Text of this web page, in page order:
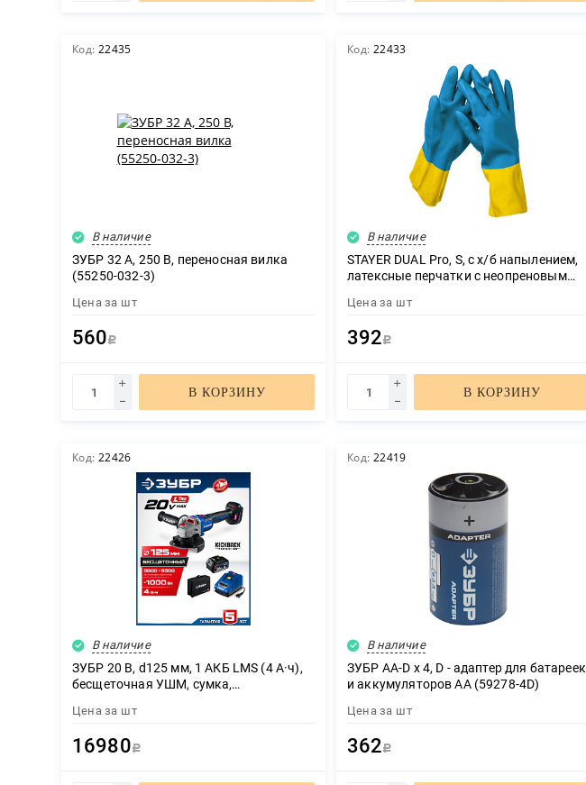
Код: 22435
В наличие
ЗУБР 32 A, 250 В, переносная вилка
(55250-032-3)
Цена за шт
560 Р
В КОРЗИНУ
Код: 22433
В наличие
STAYER DUAL Pro, S, с х/б напылением,
латексные перчатки с неопреновым
Цена за шт
392 Р
В КОРЗИНУ
Код: 22426
В наличие
ЗУБР 20 В, d125 мм, 1 АКБ LMS (4 А·ч),
бесщеточная УШМ, сумка,
Цена за шт
16980 Р
Код: 22419
В наличие
ЗУБР AA-D х 4, D - адаптер для батареек
и аккумуляторов АА (59278-4D)
Цена за шт
362 Р